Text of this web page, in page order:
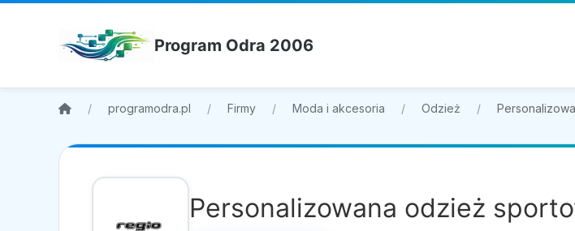
Program Odra 2006
programodra.pl Firmy Moda i akcesoria Odzież
Personalizowana odzież